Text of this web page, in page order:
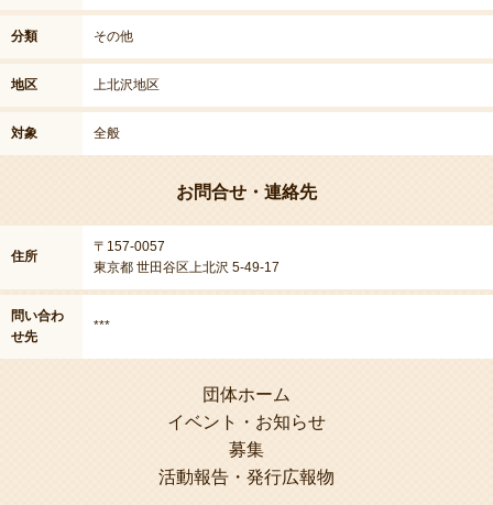
分類 その他
地区 上北沢地区
対象 全般
お問合せ・連絡先
住所
〒157-0057
東京都 世田谷区上北沢 5-49-17
問い合わ
せ先
***
団体ホーム
イベント・お知らせ
募集
活動報告・発行広報物